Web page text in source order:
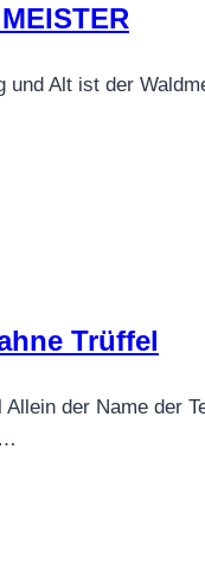
und Alt ist der
Trüffel
der Name der